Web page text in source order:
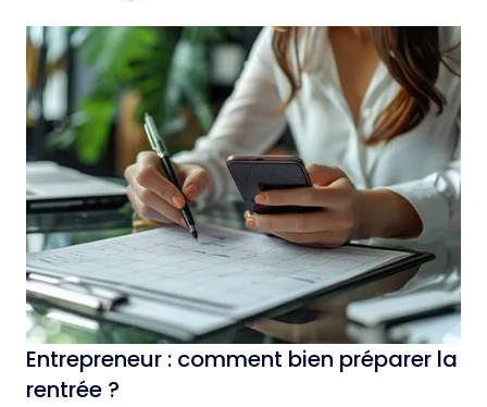
Entrepreneur : comment bien préparer la
rentrée ?